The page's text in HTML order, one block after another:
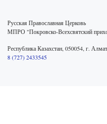
Русская Православная Церковь
МПРО "Покровско-Всехсвятский
Республика Казахстан, 050054, г.
8 (727) 2433545